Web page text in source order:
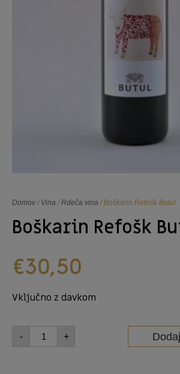
Domov/ Vina /Rdeča vina / Boškarin Refošk Butul
Boškarin Refošk
€30,50
Vključno z davkom
- +